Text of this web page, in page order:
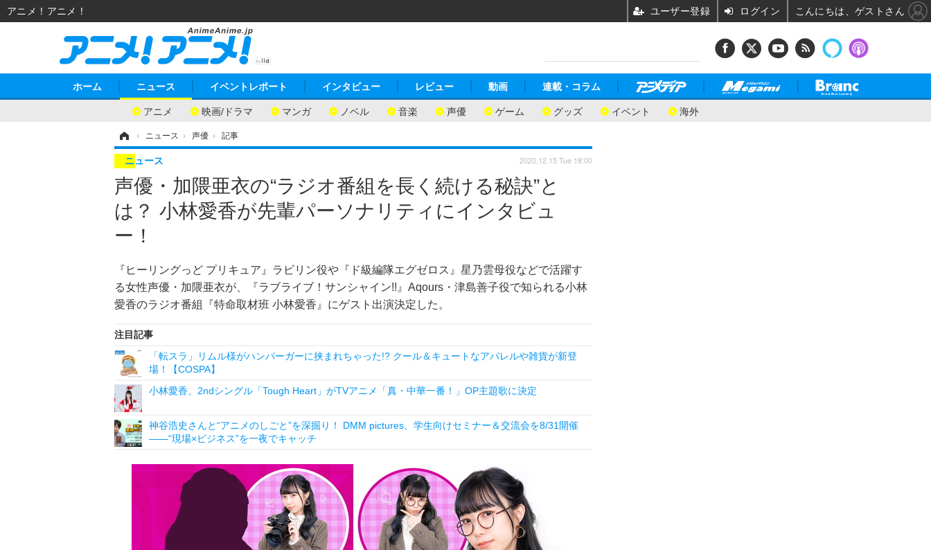
ホーム ニュース
アニメ 映画/ドラマ マンガ ノベル 音楽 声優 ゲーム グッズ イベント 海外
イベントレポート インタビュー レビュー 動画 連載・コラム
› ニュース › 声優 › 記事
声優・加隈亜衣の“ラジオ番組を長く続ける秘訣”と
は？ 小林愛香が先輩パーソナリティにインタビュ
ー！
『ヒーリングっど プリキュア』ラビリン役や『ド級編隊エグゼロス』星乃雲母役などで活躍す
る女性声優・加隈亜衣が、『ラブライブ！サンシャイン!!』Aqours・津島善子役で知られる小林
愛香のラジオ番組『特命取材班 小林愛香』にゲスト出演決定した。
ニュース 2020.12.15 Tue 18:00
注目記事
「転スラ」リムル様がハンバーガーに挟まれちゃった!? クール＆キュートなアパレルや雑貨が新登
場！【COSPA】
小林愛香、2ndシングル「Tough Heart」がTVアニメ「真・中華一番！」OP主題歌に決定
神谷浩史さんと“アニメのしごと”を深掘り！ DMM pictures、学生向けセミナー＆交流会を8/31開催
――“現場×ビジネス”を一夜でキャッチ
アニメ！アニメ！ ユーザー登録 ログイン こんにちは、ゲストさん